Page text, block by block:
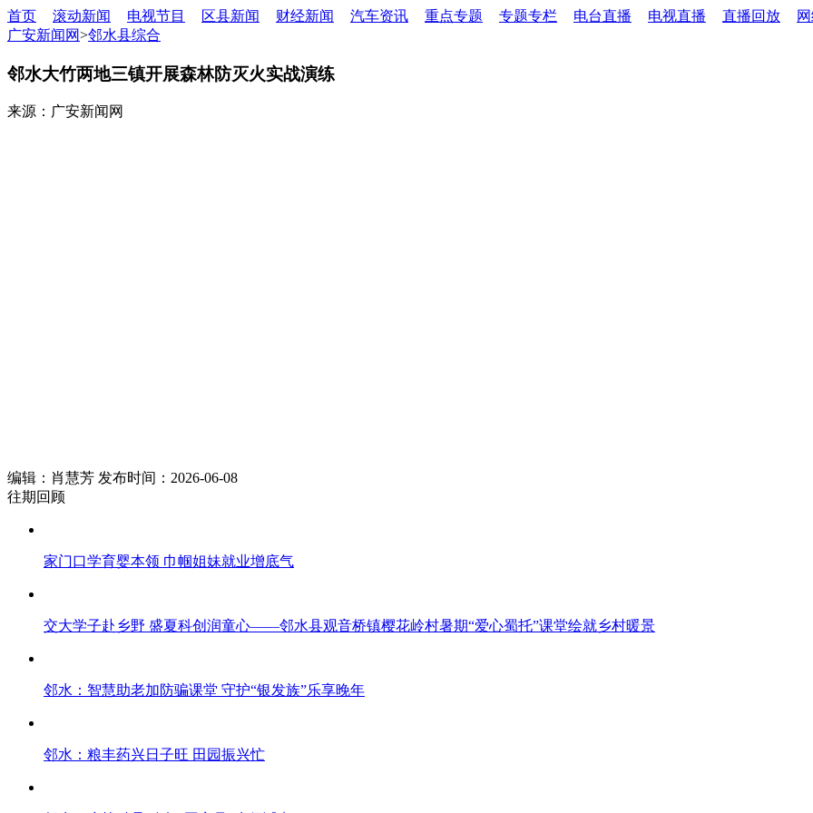
首页 滚动新闻 电视节目 区县新闻 财经新闻 汽车资讯 重点专题 专题专栏 电台直播 电视直播 直播回放
广安新闻网>邻水县综合
邻水大竹两地三镇开展森林防灭火实战演练
来源：广安新闻网
编辑：肖慧芳 发布时间：2026-06-08
往期回顾
家门口学育婴本领 巾帼姐妹就业增底气
交大学子赴乡野 盛夏科创润童心——邻水县观音桥镇樱花岭村暑期“爱心蜀托”课堂绘就乡村暖景
邻水：智慧助老加防骗课堂 守护“银发族”乐享晚年
邻水：粮丰药兴日子旺 田园振兴忙